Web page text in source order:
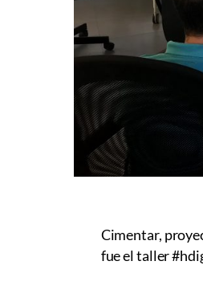
Cimentar,
fue el taller